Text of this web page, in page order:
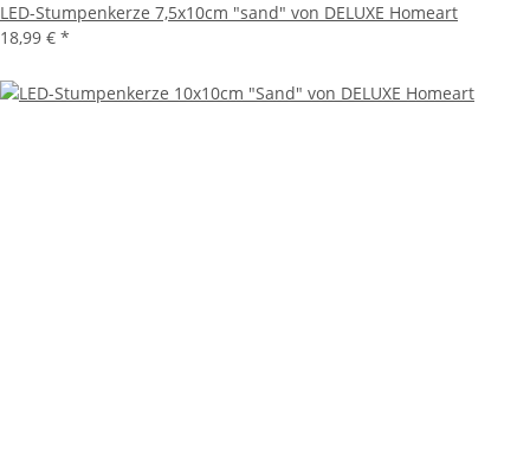
LED-Stumpenkerze 7,5x10cm "sand" von DELUXE Homeart
18,99 € *